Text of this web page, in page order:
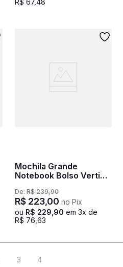
R$ 67,48
Mochila Grande
Notebook Bolso Vertical
De: R$ 239,90
R$ 223,00 no Pix
ou R$ 229 90 em 3x de
R$ 76 63
3 4